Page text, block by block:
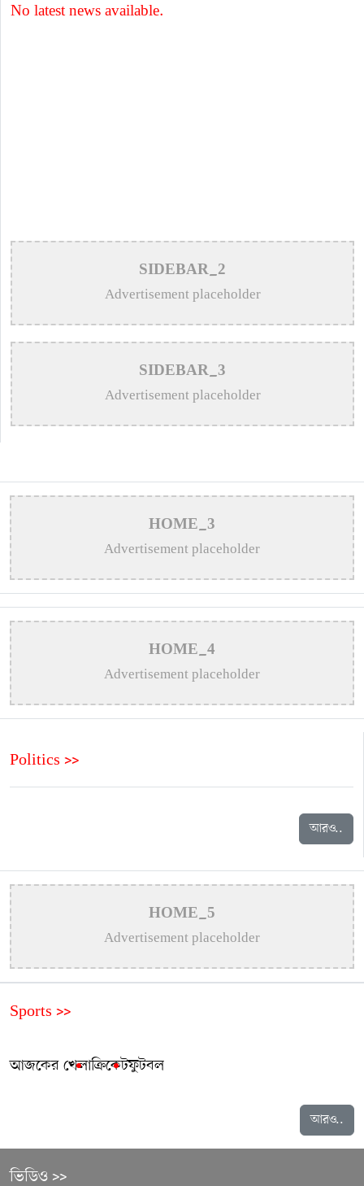
No latest news available.
SIDEBAR_2
Advertisement placeholder
SIDEBAR_3
Advertisement placeholder
HOME_3
Advertisement placeholder
HOME_4
Advertisement placeholder
Politics >>
আরও..
HOME_5
Advertisement placeholder
Sports >>
আজকের খেলাক্রিকেটফুটবল
আরও..
ভিডিও >>